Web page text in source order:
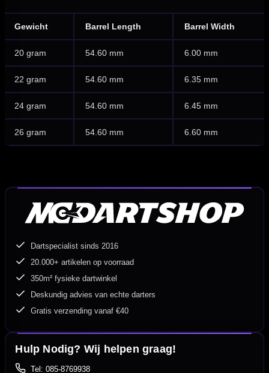
Gewicht Barrel Length Barrel Width
20 gram 54.60 mm 6.00 mm
22 gram 54.60 mm 6.35 mm
24 gram 54.60 mm 6.45 mm
26 gram 54.60 mm 6.60 mm
Dartspecialist sinds 2016
20.000+ artikelen op voorraad
350m² fysieke dartwinkel
Deskundig advies van echte darters
Gratis verzending vanaf €40
Hulp Nodig? Wij helpen graag!
Tel: 085-8769938